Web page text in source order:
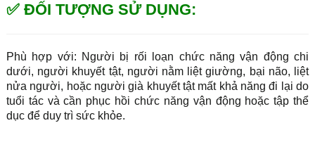
✅ ĐỐI TƯỢNG SỬ DỤNG:
Phù hợp với: Người bị rối loạn chức năng vận động chi
dưới, người khuyết tật, người nằm liệt giường, bại não, liệt
nửa người, hoặc người già khuyết tật mất khả năng đi lại do
tuổi tác và cần phục hồi chức năng vận động hoặc tập thể
dục để duy trì sức khỏe.